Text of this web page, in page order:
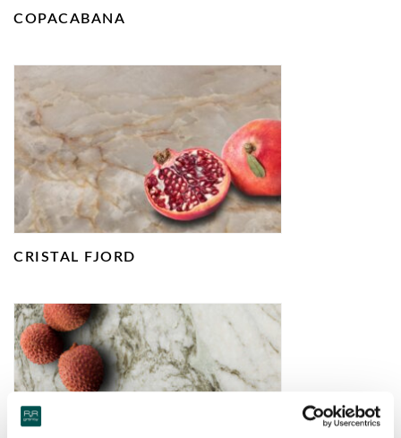
COPACABANA
CRISTAL FJORD